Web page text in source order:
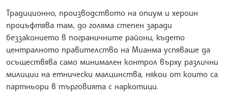
Традиционно, производството на опиум и хероин
процъфтява там, до голяма степен заради
беззаконието в пограничните райони, където
централното правителство на Мианма успяваше да
осъществява само минимален контрол върху различни
милиции на етнически малцинства, някои от които са
партньори в търговията с наркотици.